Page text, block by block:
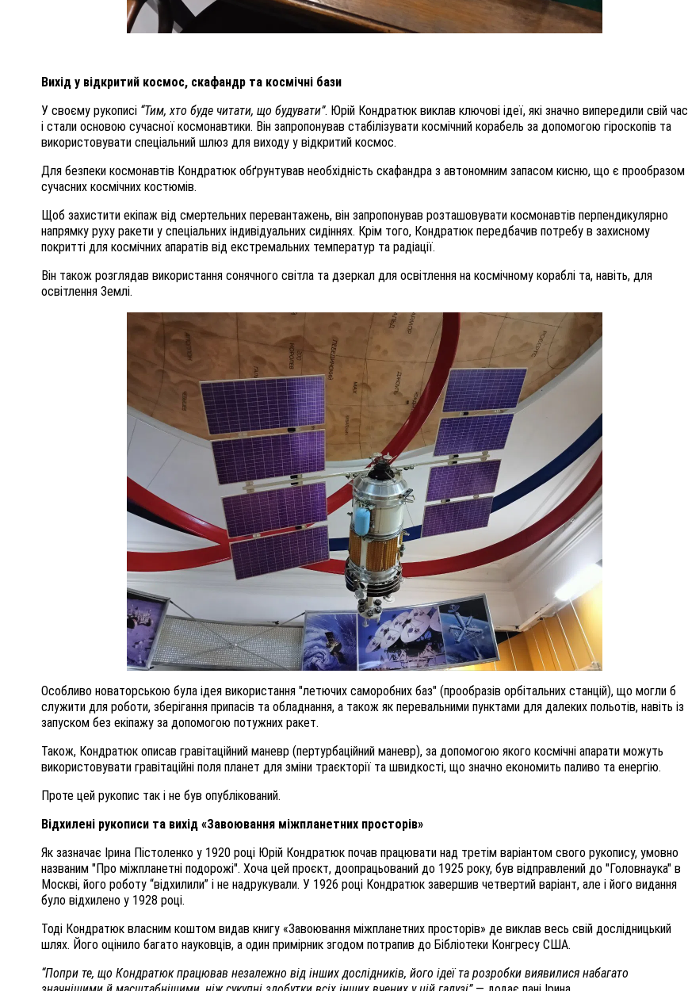
Вихід у відкритий космос, скафандр та космічні бази
У своєму рукописі “Тим, хто буде читати, що будувати”. Юрій Кондратюк виклав ключові ідеї, які значно випередили свій час
і стали основою сучасної космонавтики. Він запропонував стабілізувати космічний корабель за допомогою гіроскопів та
використовувати спеціальний шлюз для виходу у відкритий космос.
Для безпеки космонавтів Кондратюк обґрунтував необхідність скафандра з автономним запасом кисню, що є прообразом
сучасних космічних костюмів.
Щоб захистити екіпаж від смертельних перевантажень, він запропонував розташовувати космонавтів перпендикулярно
напрямку руху ракети у спеціальних індивідуальних сидіннях. Крім того, Кондратюк передбачив потребу в захисному
покритті для космічних апаратів від екстремальних температур та радіації.
Він також розглядав використання сонячного світла та дзеркал для освітлення на космічному кораблі та, навіть, для
освітлення Землі.
Особливо новаторською була ідея використання "летючих саморобних баз" (прообразів орбітальних станцій), що могли б
служити для роботи, зберігання припасів та обладнання, а також як перевальними пунктами для далеких польотів, навіть із
запуском без екіпажу за допомогою потужних ракет.
Також, Кондратюк описав гравітаційний маневр (пертурбаційний маневр), за допомогою якого космічні апарати можуть
використовувати гравітаційні поля планет для зміни траєкторії та швидкості, що значно економить паливо та енергію.
Проте цей рукопис так і не був опублікований.
Відхилені рукописи та вихід «Завоювання міжпланетних просторів»
Як зазначає Ірина Пістоленко у 1920 році Юрій Кондратюк почав працювати над третім варіантом свого рукопису, умовно
названим "Про міжпланетні подорожі". Хоча цей проєкт, доопрацьований до 1925 року, був відправлений до "Головнаука" в
Москві, його роботу “відхилили” і не надрукували. У 1926 році Кондратюк завершив четвертий варіант, але і його видання
було відхилено у 1928 році.
Тоді Кондратюк власним коштом видав книгу «Завоювання міжпланетних просторів» де виклав весь свій дослідницький
шлях. Його оцінило багато науковців, а один примірник згодом потрапив до Бібліотеки Конгресу США.
“Попри те, що Кондратюк працював незалежно від інших дослідників, його ідеї та розробки виявилися набагато